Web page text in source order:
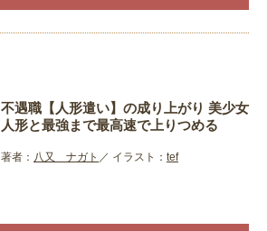
不遇職【人形遣い】の成り上がり 美少女
人形と最強まで最高速で上りつめる
著者： 八又 ナガト イラスト： tef